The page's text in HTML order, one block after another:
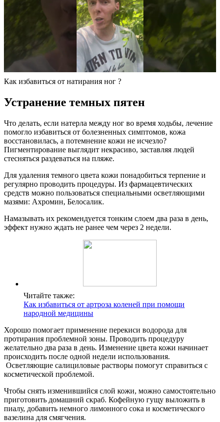
Как избавиться от натирания ног ?
Устранение темных пятен
Что делать, если натерла между ног во время ходьбы, лечение
помогло избавиться от болезненных симптомов, кожа
восстановилась, а потемнение кожи не исчезло?
Пигментирование выглядит некрасиво, заставляя людей
стесняться раздеваться на пляже.
Для удаления темного цвета кожи понадобиться терпение и
регулярно проводить процедуры. Из фармацевтических
средств можно пользоваться специальными осветляющими
мазями: Ахромин, Белосалик.
Намазывать их рекомендуется тонким слоем два раза в день,
эффект нужно ждать не ранее чем через 2 недели.
Читайте также:
Как избавиться от артроза коленей при помощи
народной медицины
Хорошо помогает применение перекиси водорода для
протирания проблемной зоны. Проводить процедуру
желательно два раза в день. Изменение цвета кожи начинает
происходить после одной недели использования.
Осветляющие салициловые растворы помогут справиться с
косметической проблемой.
Чтобы снять изменившийся слой кожи, можно самостоятельно
приготовить домашний скраб. Кофейную гущу выложить в
пиалу, добавить немного лимонного сока и косметического
вазелина для смягчения.